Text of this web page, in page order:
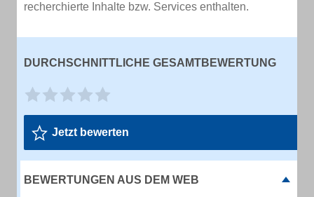
recherchierte Inhalte bzw. Services enthalten.
DURCHSCHNITTLICHE GESAMTBEWERTUNG
Jetzt bewerten
BEWERTUNGEN AUS DEM WEB